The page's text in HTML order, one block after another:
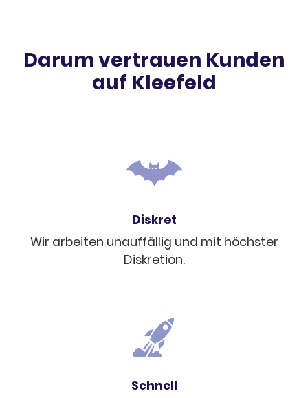
Darum vertrauen Kunden
auf Klee­feld
Diskret
Wir arbei­ten unauf­fäl­lig und mit höchs­ter
Diskre­tion.
Schnell